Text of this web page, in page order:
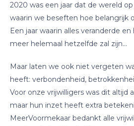
2020 was een jaar dat de wereld
waarin we beseften hoe belangrijk
Een jaar waarin alles veranderde
meer helemaal hetzelfde zal zijn…
Maar laten we ook niet vergeten
heeft: verbondenheid,
Voor onze vrijwilligers was dit altijd
maar hun inzet heeft extra
MeerVoormekaar bedankt alle